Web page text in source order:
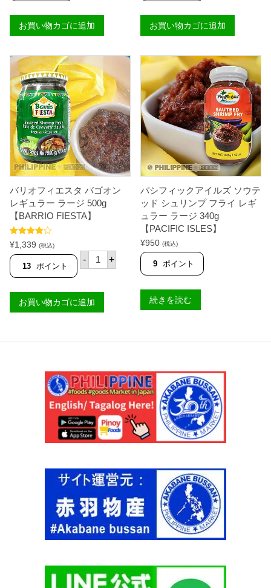
O
L
個
ィ
エ
ス
バ
ゴ
オ
ン
ス
ウ
ィ
ー
ト
ス
モ
ー
ル
5
0
g
【
R
R
I
I
E
お買い物カゴに追加
チ
ー
ズ
ィ
ズ
レ
ギ
ュ
ラ
ー
ス
モ
ー
ル
2
1
g
【
K
R
A
お買い物カゴに追加
バリオフィエスタ バゴオン
レギュラー ラージ 500g
【BARRIO FIESTA】
5段階中
4.00の評
価
¥1,339 (税込)
13 ポイント
- バ
リ
ィ
エ
ス
ゴ
レ
ギ
ュ
ラ
ー
ラ
ー
ジ
0
g
【
B
A
R
R
I
I
E
+
お買い物カゴに追加
パシフィックアイルズ ソウテ
ッド シュリンプ フライ レギ
ュラー ラージ 340g
【PACIFIC ISLES】
¥950 (税込)
9 ポイント
続きを読む